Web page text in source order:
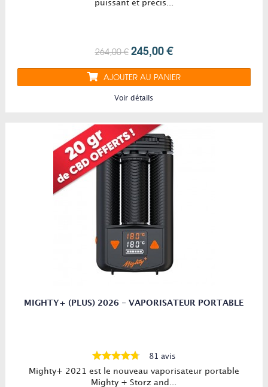
Achat vaporisateurs à petits prix, fiables et efficaces et
Vaporiseur au meilleur rapport qualité-prix. Acheter un
vaporisateur pas cher en toute confiance pour vaporiser et
arrêter de fumer et préservez votre santé avec un
Chez Dr Vapo, la boutique vaporisateur paris 75011 !
Acheter du CBD dans notre boutique à Paris 11e c'est
maintenant possible !Fleurs de CBD, Wax de CBD, Cristaux
de CBD et E-Liquides de CBD à Paris dans notre magasin 68
rue de Montreuil 75011 !
puissant et précis...
264,00 € 245,00 €
AJOUTER AU PANIER
Voir détails
MIGHTY+ (PLUS) 2026 - VAPORISATEUR PORTABLE
81 avis
Mighty+ 2021 est le nouveau vaporisateur portable
Mighty + Storz and...